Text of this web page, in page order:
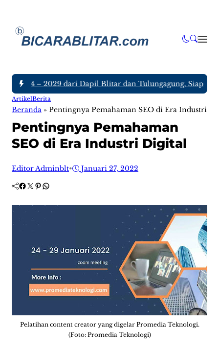
2024 – 2029 dari Dapil Blitar dan Tulungagung, Siapa Saja?
ArtikelBerita
Beranda » Pentingnya Pemahaman SEO di Era Industri
Pentingnya Pemahaman
SEO di Era Industri Digital
Editor Adminblt• Januari 27, 2022
Facebook Twitter Pinterest WhatsApp
Pelatihan content creator yang digelar Promedia Teknologi.
(Foto: Promedia Teknologi)